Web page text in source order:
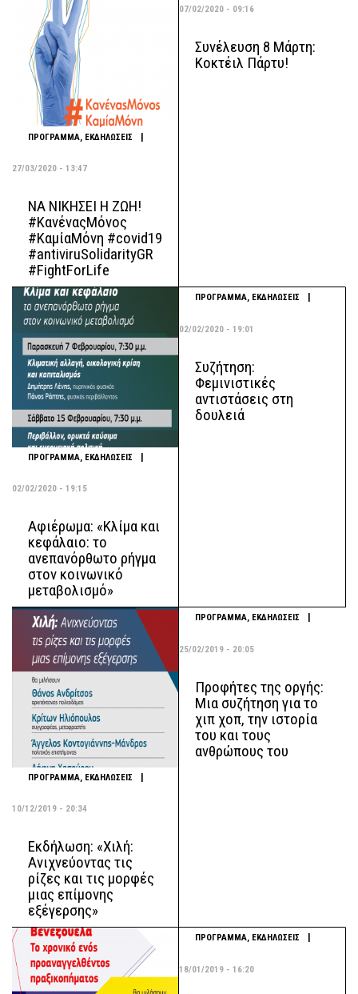
ΠΡΟΓΡΑΜΜΑ ΕΚΔΗΛΩΣΕΙΣ |
27/03/2020 - 13:47
ΝΑ ΝΙΚΗΣΕΙ Η ΖΩΗ!
#ΚανέναςΜόνος
#ΚαμίαΜόνη #covid19
#antiviruSolidarityGR
#FightForLife
07/02/2020 - 09:16
Συνέλευση 8 Μάρτη:
Κοκτέιλ Πάρτυ!
ΠΡΟΓΡΑΜΜΑ ΕΚΔΗΛΩΣΕΙΣ |
02/02/2020 - 19:15
Αφιέρωμα: «Κλίμα και
κεφάλαιο: το
ανεπανόρθωτο ρήγμα
στον κοινωνικό
μεταβολισμό»
ΠΡΟΓΡΑΜΜΑ, ΕΚΔΗΛΩΣΕΙΣ
02/02/2020 - 19:01
Συζήτηση:
Φεµινιστικές
αντιστάσεις στη
δουλειά
ΠΡΟΓΡΑΜΜΑ ΕΚΔΗΛΩΣΕΙΣ |
10/12/2019 - 20:34
Εκδήλωση: «Χιλή:
Ανιχνεύοντας τις
ρίζες και τις μορφές
μιας επίμονης
εξέγερσης»
ΠΡΟΓΡΑΜΜΑ, ΕΚΔΗΛΩΣΕΙΣ
25/02/2019 - 20:05
Προφήτες της οργής:
Μια συζήτηση για το
χιπ χοπ, την ιστορία
του και τους
ανθρώπους του
ΠΡΟΓΡΑΜΜΑ, ΕΚΔΗΛΩΣΕΙΣ
18/01/2019 - 16:20